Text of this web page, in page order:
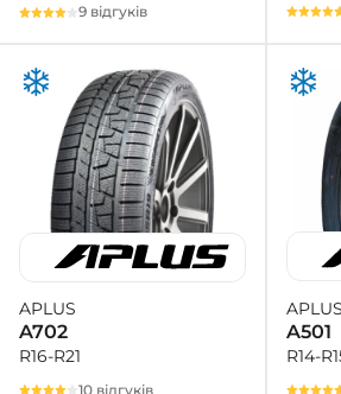
9 відгуків
APLUS
A702
R16-R21
10 відгуків
APLUS
A501
R14-